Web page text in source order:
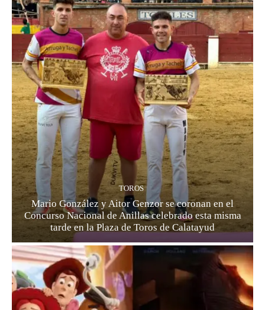
TOROS
Mario González y Aitor Genzor se coronan en el
Concurso Nacional de Anillas celebrado esta misma
tarde en la Plaza de Toros de Calatayud